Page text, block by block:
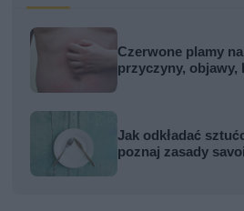
Czerwone plamy
przyczyny, objawy,
Jak odkładać
poznaj zasady